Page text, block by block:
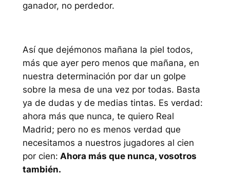
ganador, no perdedor.
Así que dejémonos mañana la piel todos,
más que ayer pero menos que mañana, en
nuestra determinación por dar un golpe
sobre la mesa de una vez por todas. Basta
ya de dudas y de medias tintas. Es verdad:
ahora más que nunca, te quiero Real
Madrid; pero no es menos verdad que
necesitamos a nuestros jugadores al cien
por cien: Ahora más que nunca, vosotros
también.